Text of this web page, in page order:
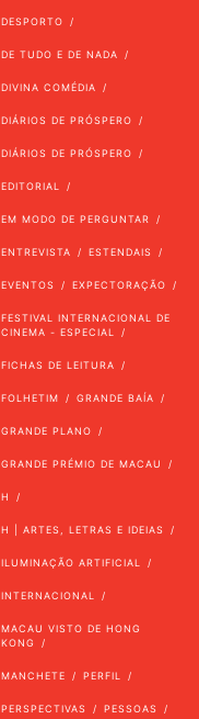
DESPORTO
DE TUDO E DE NADA
DIVINA COMÉDIA
DIÁRIOS DE PRÓSPERO
DIÁRIOS DE PRÓSPERO
EDITORIAL
EM MODO DE PERGUNTAR
ENTREVISTA ESTENDAIS
EVENTOS EXPECTORAÇÃO
FESTIVAL INTERNACIONAL DE
CINEMA - ESPECIAL
FICHAS DE LEITURA
FOLHETIM GRANDE BAÍA
GRANDE PLANO
GRANDE PRÉMIO DE MACAU
H
H | ARTES, LETRAS E IDEIAS
ILUMINAÇÃO ARTIFICIAL
INTERNACIONAL
MACAU VISTO DE HONG
KONG
MANCHETE PERFIL
PERSPECTIVAS PESSOAS